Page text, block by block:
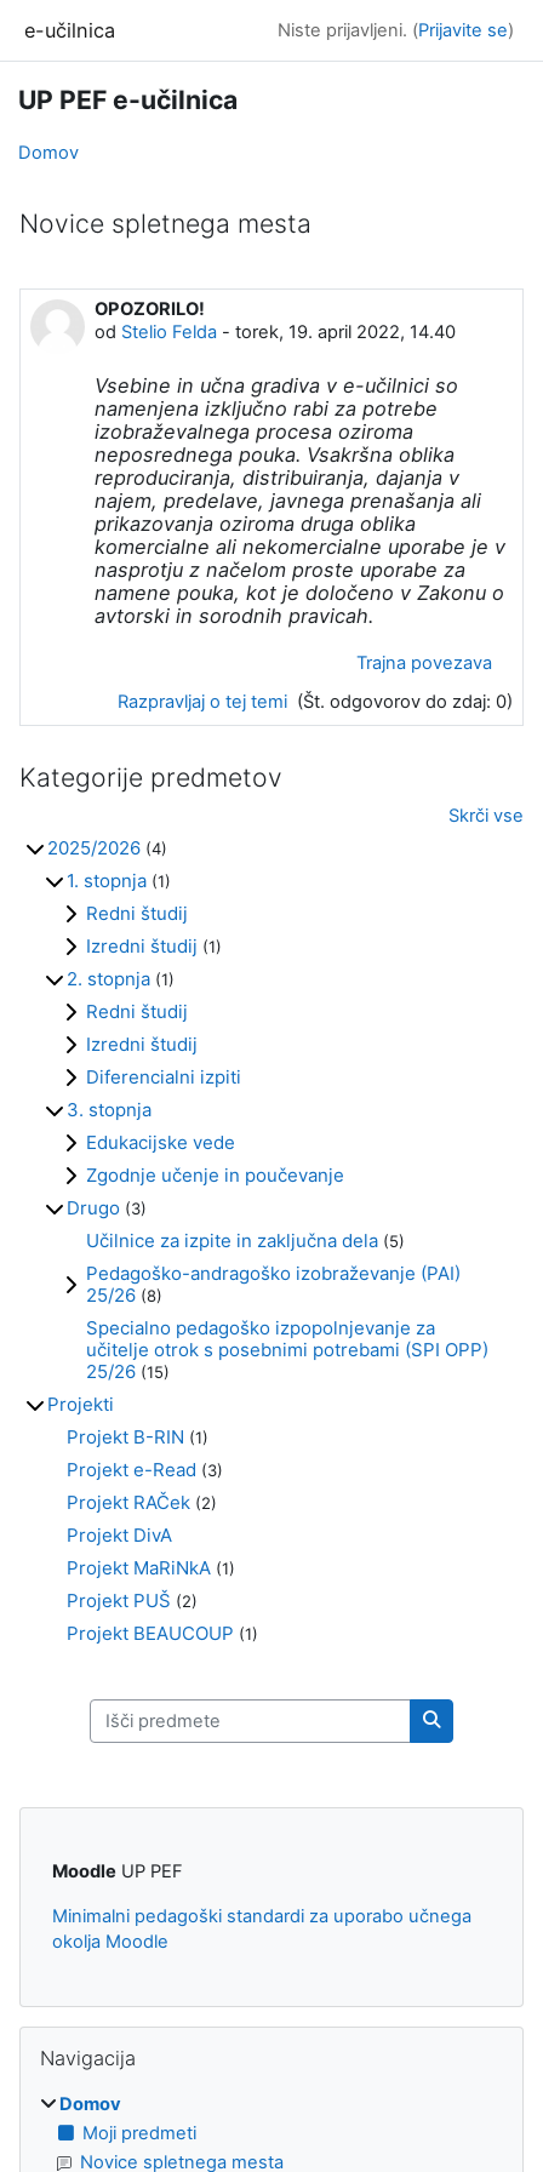
e-učilnica Niste prijavljeni. (Prijavite se)
UP PEF e-učilnica
Domov
Novice spletnega mesta
OPOZORILO!
od Stelio Felda - torek, 19. april 2022, 14.40
Vsebine in učna gradiva v e-učilnici so
namenjena izključno rabi za potrebe
izobraževalnega procesa oziroma
neposrednega pouka. Vsakršna oblika
reproduciranja, distribuiranja, dajanja v
najem, predelave, javnega prenašanja ali
prikazovanja oziroma druga oblika
komercialne ali nekomercialne uporabe je v
nasprotju z načelom proste uporabe za
namene pouka, kot je določeno v Zakonu o
avtorski in sorodnih pravicah.
Trajna povezava
Razpravljaj o tej temi (Št. odgovorov do zdaj: 0)
Kategorije predmetov
Skrči vse
2025/2026 (4)
1. stopnja (1)
Redni študij
Izredni študij (1)
2. stopnja (1)
Redni študij
Izredni študij
Diferencialni izpiti
3. stopnja
Edukacijske vede
Zgodnje učenje in poučevanje
Drugo (3)
Učilnice za izpite in zaključna dela (5)
Pedagoško-andragoško izobraževanje (PAI)
25/26 (8)
Specialno pedagoško izpopolnjevanje za
učitelje otrok s posebnimi potrebami (SPI OPP)
25/26 (15)
Projekti
Projekt B-RIN (1)
Projekt e-Read (3)
Projekt RAČek (2)
Projekt DivA
Projekt MaRiNkA (1)
Projekt PUŠ (2)
Projekt BEAUCOUP (1)
Išči predmete
Išči
Bloki
Moodle UP PEF
Minimalni pedagoški standardi za uporabo učnega
okolja Moodle
Navigacija
Domov
Moji predmeti
Novice spletnega mesta